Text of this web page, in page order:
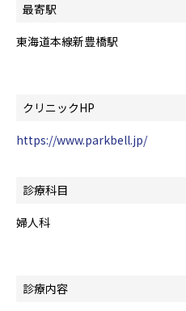
最寄駅
東海道本線新豊橋駅
クリニックHP
https://www.parkbell.jp/
診療科目
婦人科
診療内容